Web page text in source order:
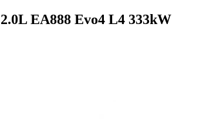
EA888 Evo4 L4 333kW